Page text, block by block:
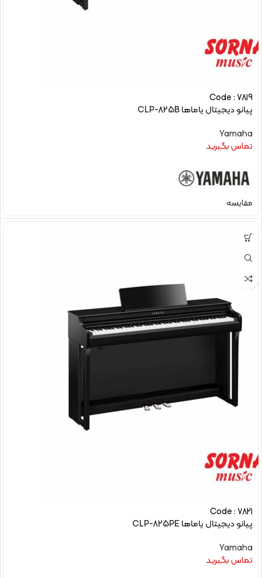
Code : 7819
پیانو دیجیتال یاماها CLP-825B
Yamaha
تماس بگیرید
مقایسه
Code : 7821
پیانو دیجیتال یاماها CLP-825PE
Yamaha
تماس بگیرید